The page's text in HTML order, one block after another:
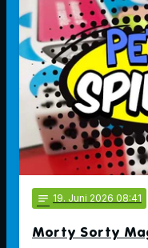
notes 19. Juni 2026 08:41
Morty Sorty